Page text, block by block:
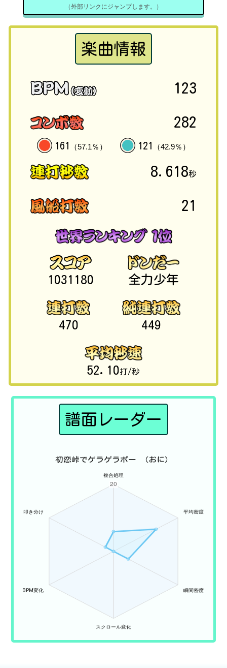
（外部リンクにジャンプします。）
楽曲情報
123
282
161 （57.1％） 121 （42.9％）
8.618秒
21
1031180 全力少年
470 449
52.10打/秒
譜面レーダー